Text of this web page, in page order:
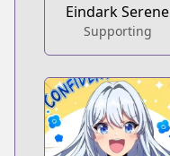
Eindark Serene
Supporting